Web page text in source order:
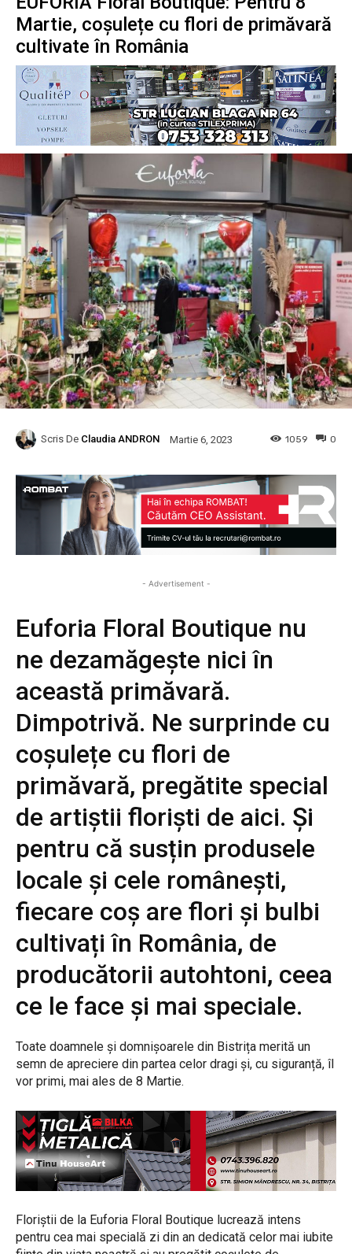
Martie, coșulețe cu flori de primăvară
cultivate în România
Scris De Claudia ANDRON Martie 6, 2023 0
1059
- Advertisement -
Euforia Floral Boutique nu
ne dezamăgește nici în
această primăvară.
Dimpotrivă. Ne surprinde cu
coșulețe cu flori de
primăvară, pregătite special
de artiștii floriști de aici. Și
pentru că susțin produsele
locale și cele românești,
fiecare coș are flori și bulbi
cultivați în România, de
producătorii autohtoni, ceea
ce le face și mai speciale.
Toate doamnele și domnișoarele din Bistrița merită un
semn de apreciere din partea celor dragi și, cu siguranță, îl
vor primi, mai ales de 8 Martie.
Floriștii de la Euforia Floral Boutique lucrează intens
pentru cea mai specială zi din an dedicată celor mai iubite